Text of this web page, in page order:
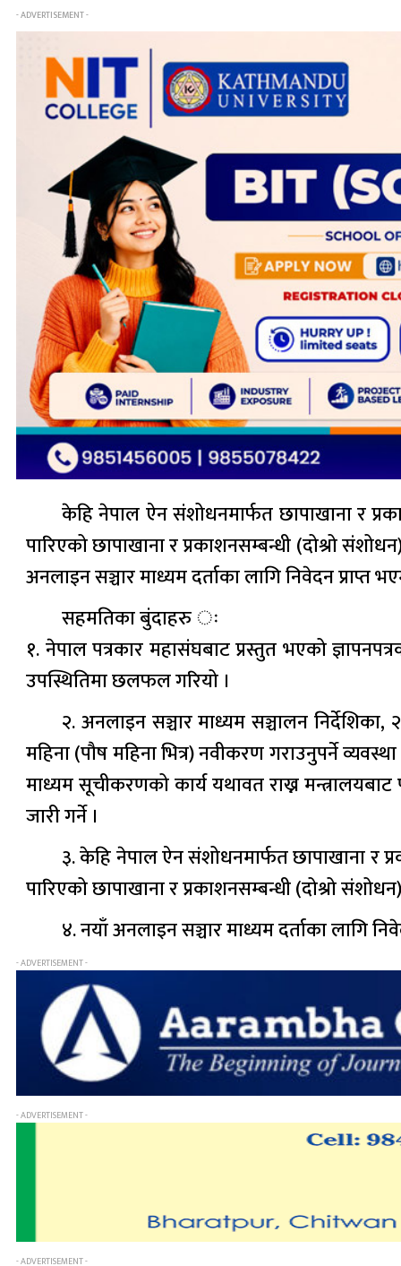
- ADVERTISEMENT -
केहि नेपाल ऐन संशोधनमार्फत छापाखाना र
पारिएको छापाखाना र प्रकाशनसम्बन्धी (दोश्रो
अनलाइन सञ्चार माध्यम दर्ताका लागि निवेदन
सहमतिका बुंदाहरु ः
१. नेपाल पत्रकार महासंघबाट प्रस्तुत भएको
उपस्थितिमा छलफल गरियो ।
२. अनलाइन सञ्चार माध्यम सञ्चालन
महिना (पौष महिना भित्र) नवीकरण गराउनुपर्ने
माध्यम सूचीकरणको कार्य यथावत राख्न मन्त्रालयबाट
जारी गर्ने ।
३. केहि नेपाल ऐन संशोधनमार्फत छापाखाना र
पारिएको छापाखाना र प्रकाशनसम्बन्धी (दोश्रो
४. नयाँ अनलाइन सञ्चार माध्यम दर्ताका लागि
- ADVERTISEMENT -
- ADVERTISEMENT -
- ADVERTISEMENT -